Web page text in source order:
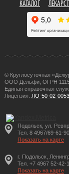
КАТАЛОГ
© Круглосуточная
ООО Дельфи, ОГРН
Единая справочная
Лицензия: ЛО-50-02-
Подольск, ул.
Тел. 8 4967/69-61-
Показать на карте
г. Подольск,
Тел. +7 4967 52-42-
Показать на карте